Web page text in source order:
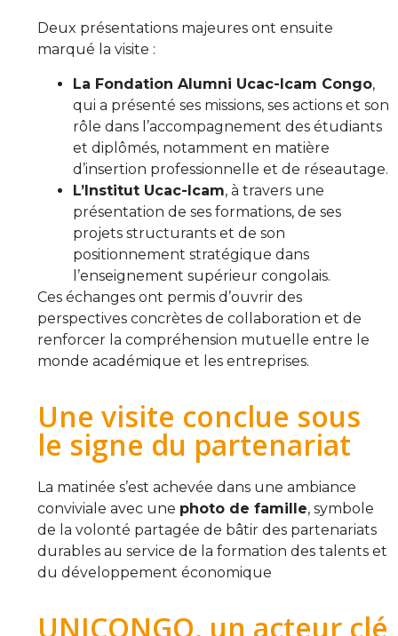
Deux présentations majeures ont ensuite
marqué la visite :
La Fondation Alumni Ucac-Icam Congo,
qui a présenté ses missions, ses actions et son
rôle dans l’accompagnement des étudiants
et diplômés, notamment en matière
d’insertion professionnelle et de réseautage.
L’Institut Ucac-Icam, à travers une
présentation de ses formations, de ses
projets structurants et de son
positionnement stratégique dans
l’enseignement supérieur congolais.
Ces échanges ont permis d’ouvrir des
perspectives concrètes de collaboration et de
renforcer la compréhension mutuelle entre le
monde académique et les entreprises.
Une visite conclue sous
le signe du partenariat
La matinée s’est achevée dans une ambiance
conviviale avec une photo de famille, symbole
de la volonté partagée de bâtir des partenariats
durables au service de la formation des talents et
du développement économique
UNICONGO, un acteur clé